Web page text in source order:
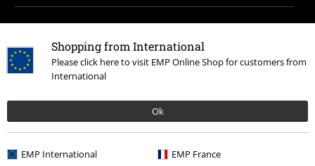
Shopping from International
Please click here to visit EMP Online Shop for customers from
International
Ok
EMP International EMP France
E.M.P. Merchandising mbH může zpracovávat mé osobní údaje a
pravidelně mi posílat informace o svých produktech. Mé osobní údaje
budou zpracovány v souladu s ustanovenímiOchrana osobních údajů.
Můj souhlas mohu kdykoliv odvolat na odhlašovací odkaz/link.
*Platí pouze online a kód je platný jen 4 týdny. Nelze kombinovat s jinými